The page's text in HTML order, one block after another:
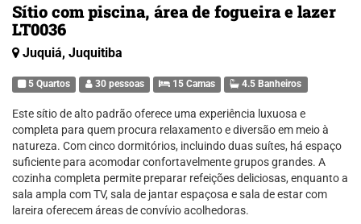
Sítio com piscina, área de fogueira e lazer
LT0036
Juquiá, Juquitiba
5 Quartos 30 pessoas 15 Camas 4.5 Banheiros
Este sítio de alto padrão oferece uma experiência luxuosa e
completa para quem procura relaxamento e diversão em meio à
natureza. Com cinco dormitórios, incluindo duas suítes, há espaço
suficiente para acomodar confortavelmente grupos grandes. A
cozinha completa permite preparar refeições deliciosas, enquanto a
sala ampla com TV, sala de jantar espaçosa e sala de estar com
lareira oferecem áreas de convívio acolhedoras.